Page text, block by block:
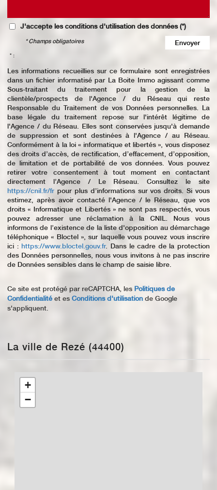
J'accepte les conditions d'utilisation des données (*)
Envoyer
* Champs obligatoires
* :
Les informations recueillies sur ce formulaire sont enregistrées
dans un fichier informatisé par La Boite Immo agissant comme
Sous-traitant du traitement pour la gestion de la
clientèle/prospects de l'Agence / du Réseau qui reste
Responsable du Traitement de vos Données personnelles. La
base légale du traitement repose sur l'intérêt légitime de
l'Agence / du Réseau. Elles sont conservées jusqu'à demande
de suppression et sont destinées à l'Agence / au Réseau.
Conformément à la loi « informatique et libertés », vous disposez
des droits d’accès, de rectification, d’effacement, d’opposition,
de limitation et de portabilité de vos données. Vous pouvez
retirer votre consentement à tout moment en contactant
directement l’Agence / Le Réseau. Consultez le site
https://cnil.fr/fr pour plus d’informations sur vos droits. Si vous
estimez, après avoir contacté l'Agence / le Réseau, que vos
droits « Informatique et Libertés » ne sont pas respectés, vous
pouvez adresser une réclamation à la CNIL. Nous vous
informons de l’existence de la liste d'opposition au démarchage
téléphonique « Bloctel », sur laquelle vous pouvez vous inscrire
ici :https://www.bloctel.gouv.fr. Dans le cadre de la protection
des Données personnelles, nous vous invitons à ne pas inscrire
de Données sensibles dans le champ de saisie libre.
Ce site est protégé par reCAPTCHA, les Politiques de
Confidentialité et es Conditions d'utilisation de Google
s'appliquent.
La ville de Rezé (44400)
+
−